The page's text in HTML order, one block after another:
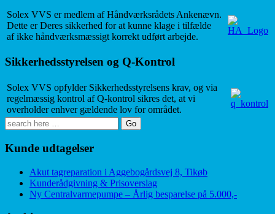
Solex VVS er medlem af Håndværksrådets Ankenævn.
Dette er Deres sikkerhed for at kunne klage i tilfælde
af ikke håndværksmæssigt korrekt udført arbejde.
Sikkerhedsstyrelsen og Q-Kontrol
Solex VVS opfylder Sikkerhedsstyrelsens krav, og via
regelmæssig kontrol af Q-kontrol sikres det, at vi
overholder enhver gældende lov for området.
Search
for:
Kunde udtagelser
Akut tagreparation i Aggebogårdsvej 8, Tikøb
Kunderådgivning & Prisoverslag
Ny Centralvarmepumpe – Årlig besparelse på 5.000,-